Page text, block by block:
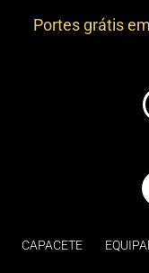
Portes grátis
CAPACETE